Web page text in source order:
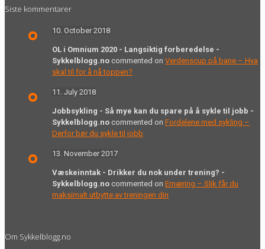
Siste kommentarer
10. October 2018
OL i Omnium 2020 - Langsiktig forberedelse -
Sykkelblogg.no commented on Verdenscup på bane – Hva
skal til for å nå toppen?
11. July 2018
Jobbsykling - Så mye kan du spare på å sykle til jobb -
Sykkelblogg.no commented on Fordelene med sykling –
Derfor bør du sykle til jobb
13. November 2017
Væskeinntak - Drikker du nok under trening? -
Sykkelblogg.no commented on Ernæring – Slik får du
maksimalt utbytte av treningen din
Om Sykkelblogg.no